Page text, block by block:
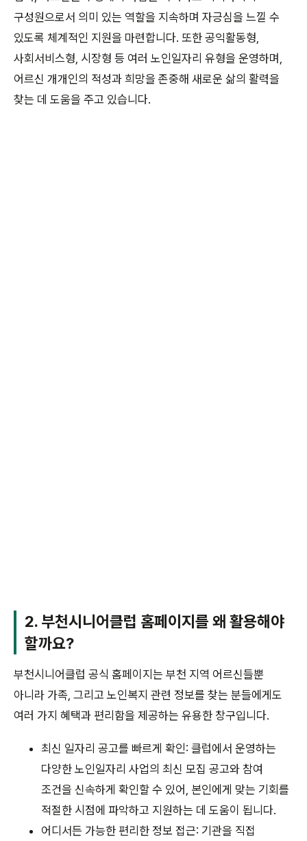
구성원으로서 의미 있는 역할을 지속하며 자긍심을 느낄 수
있도록 체계적인 지원을 마련합니다. 또한 공익활동형,
사회서비스형, 시장형 등 여러 노인일자리 유형을 운영하며,
어르신 개개인의 적성과 희망을 존중해 새로운 삶의 활력을
찾는 데 도움을 주고 있습니다.
2. 부천시니어클럽 홈페이지를 왜 활용해야
할까요?
부천시니어클럽 공식 홈페이지는 부천 지역 어르신들뿐
아니라 가족, 그리고 노인복지 관련 정보를 찾는 분들에게도
여러 가지 혜택과 편리함을 제공하는 유용한 창구입니다.
최신 일자리 공고를 빠르게 확인: 클럽에서 운영하는
다양한 노인일자리 사업의 최신 모집 공고와 참여
조건을 신속하게 확인할 수 있어, 본인에게 맞는 기회를
적절한 시점에 파악하고 지원하는 데 도움이 됩니다.
어디서든 가능한 편리한 정보 접근: 기관을 직접